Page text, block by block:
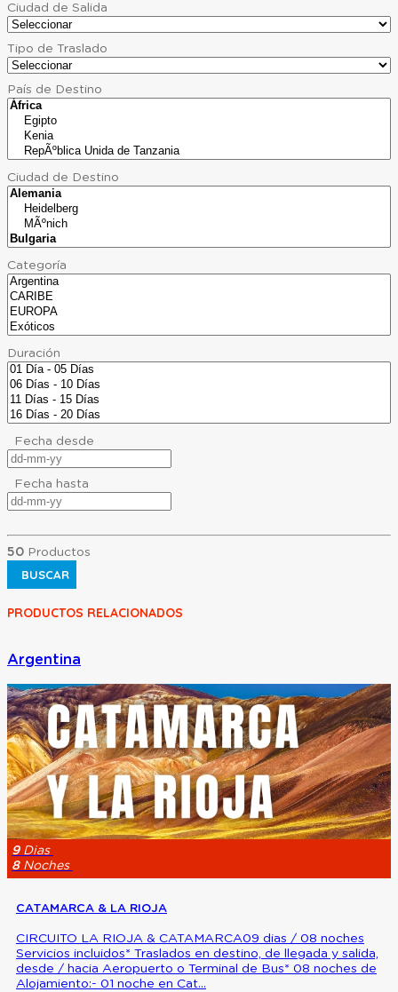
Ciudad de Salida
Tipo de Traslado
País de Destino
Ciudad de Destino
Categoría
Duración
Fecha desde
Fecha hasta
50 Productos
BUSCAR
PRODUCTOS RELACIONADOS
Argentina
9Dias
8Noches
CATAMARCA & LA RIOJA
CIRCUITO LA RIOJA & CATAMARCA09 dias / 08 noches
Servicios incluidos* Traslados en destino, de llegada y salida,
desde / hacia Aeropuerto o Terminal de Bus* 08 noches de
Alojamiento:- 01 noche en Cat...